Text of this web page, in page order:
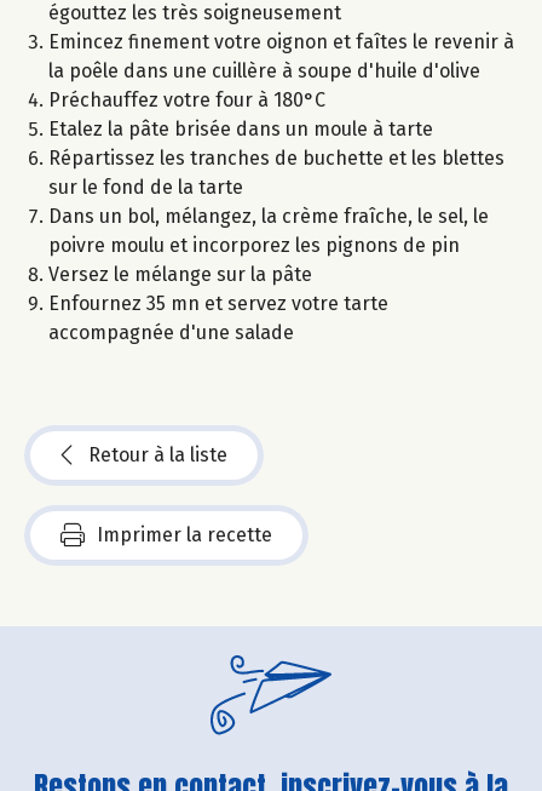
égouttez les très soigneusement
Emincez finement votre oignon et faîtes le revenir à
la poêle dans une cuillère à soupe d'huile d'olive
Préchauffez votre four à 180°C
Etalez la pâte brisée dans un moule à tarte
Répartissez les tranches de buchette et les blettes
sur le fond de la tarte
Dans un bol, mélangez, la crème fraîche, le sel, le
poivre moulu et incorporez les pignons de pin
Versez le mélange sur la pâte
Enfournez 35 mn et servez votre tarte
accompagnée d'une salade
Retour à la liste
Imprimer la recette